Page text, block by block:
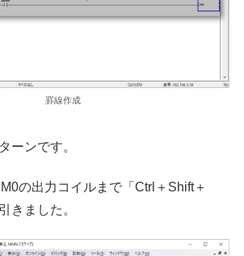
罫線作成
ーンです。
の出力コイルまで「Ctrl＋Shift＋
きました。